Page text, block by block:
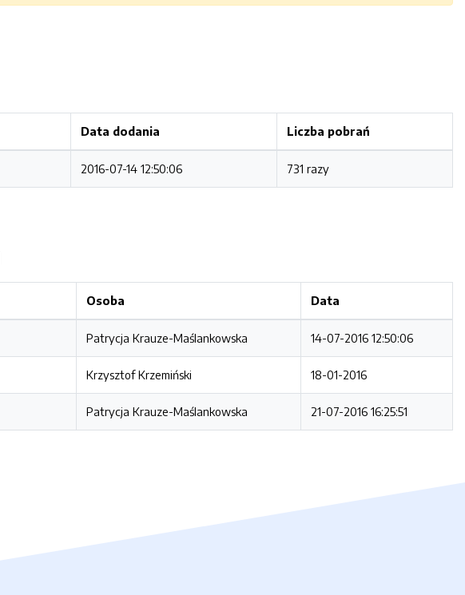
Data dodania Liczba pobrań
2016-07-14 12:50:06 731 razy
Osoba Data
Patrycja Krauze-Maślankowska 14-07-2016 12:50:06
Krzysztof Krzemiński 18-01-2016
Patrycja Krauze-Maślankowska 21-07-2016 16:25:51